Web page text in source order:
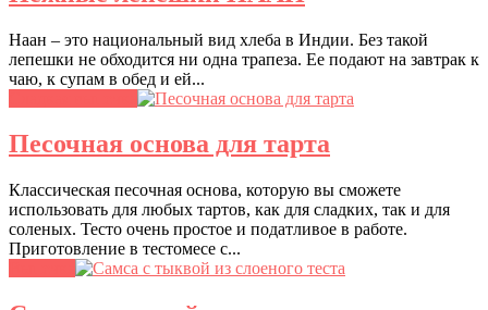
Наан – это национальный вид хлеба в Индии. Без такой
лепешки не обходится ни одна трапеза. Ее подают на завтрак к
чаю, к супам в обед и ей...
Песочная основа для тарта
Классическая песочная основа, которую вы сможете
использовать для любых тартов, как для сладких, так и для
соленых. Тесто очень простое и податливое в работе.
Приготовление в тестомесе с...